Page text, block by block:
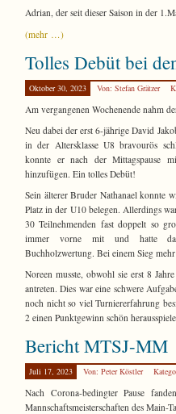
Adrian, der seit dieser Saison in der
(mehr …)
Tolles Debüt bei
Oktober 30, 2023 Von: Stefan Grätzer
Am vergangenen Wochenende nahm
Neu dabei der erst 6-jährige David
in der Altersklasse U8 bravourös
konnte er nach der Mittagspause
hinzufügen. Ein tolles Debüt!
Sein älterer Bruder Nathanael konnte
Platz in der U10 belegen. Allerdings
30 Teilnehmenden fast doppelt so
immer vorne mit und hatte
Buchholzwertung. Bei einem Sieg
Noreen musste, obwohl sie erst 8
antreten. Dies war eine schwere
noch nicht so viel Turniererfahrung
2 einen Punktgewinn schön
Bericht MTSJ-MM
Juli 17, 2023 Von: Peter Köstler
Nach Corona-bedingter Pause
Mannschaftsmeisterschaften des Main-